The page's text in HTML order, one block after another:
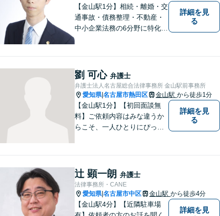
【金山駅1分】相続・離婚・交
通事故・債務整理・不動産・
中小企業法務の6分野に特化！
ーションを重視し、情報連携
を図りながら納得の解決へと
導いてまいります。
詳細を見
る
劉 可心 弁護士
弁護士法人名古屋総合法律事務所 金山駅前事務所
愛知県|名古屋市熱田区 金山駅 から徒歩1分
【金山駅1分】【初回面談無
料】ご依頼内容はみな違うか
らこそ、一人ひとりにぴった
ます。誰にも話せず抱えてき
た不安を、どうぞお聞かせく
ださい。【電話・WEB相談も
対応可能】
詳細を見
る
辻 顕一朗 弁護士
法律事務所・CANE
愛知県|名古屋市中区 金山駅 から徒歩4分
【金山駅4分】【近隣駐車場
詳細を見